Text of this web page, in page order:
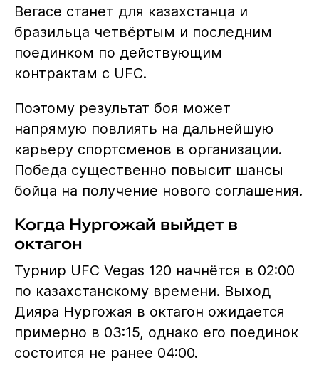
Вегасе станет для казахстанца и
бразильца четвёртым и последним
поединком по действующим
контрактам с UFC.
Поэтому результат боя может
напрямую повлиять на дальнейшую
карьеру спортсменов в организации.
Победа существенно повысит шансы
бойца на получение нового соглашения.
Когда Нургожай выйдет в
октагон
Турнир UFC Vegas 120 начнётся в 02:00
по казахстанскому времени. Выход
Дияра Нургожая в октагон ожидается
примерно в 03:15, однако его поединок
состоится не ранее 04:00.